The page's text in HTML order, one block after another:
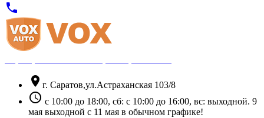
phone
location_on г. Саратов,ул.Астраханская 103/8
schedule с 10:00 до 18:00, сб: с 10:00 до 16:00, вс: выходной. 9
мая выходной с 11 мая в обычном графике!